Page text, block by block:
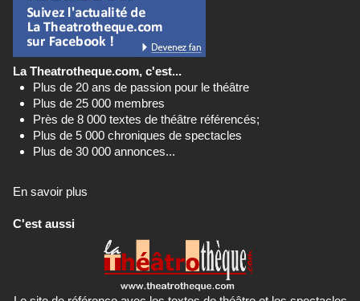
La Theatrotheque.com, c'est...
Plus de 20 ans de passion pour le théâtre
Plus de 25 000 membres
Près de 8 000 textes de théâtre référencés;
Plus de 5 000 chroniques de spectacles
Plus de 30 000 annonces...
En savoir plus
C'est aussi